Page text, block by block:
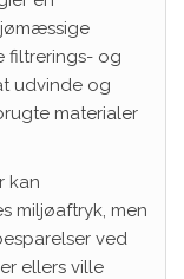
filtrerings- og
udvinde og
materialer
kan
miljøaftryk, men
ved
ellers ville